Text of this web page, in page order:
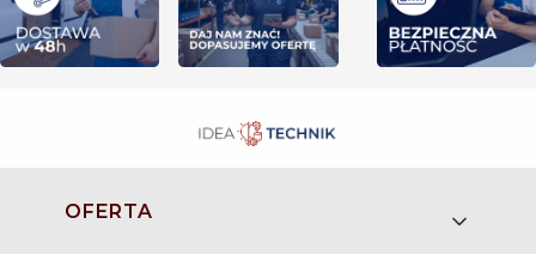
Linki w stopce
OFERTA